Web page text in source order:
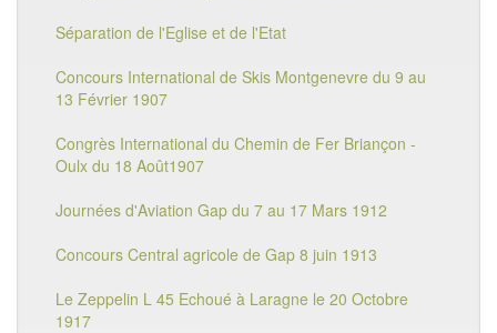
Séparation de l'Eglise et de l'Etat
Concours International de Skis Montgenevre du 9 au
13 Février 1907
Congrès International du Chemin de Fer Briançon -
Oulx du 18 Août1907
Journées d'Aviation Gap du 7 au 17 Mars 1912
Concours Central agricole de Gap 8 juin 1913
Le Zeppelin L 45 Echoué à Laragne le 20 Octobre
1917